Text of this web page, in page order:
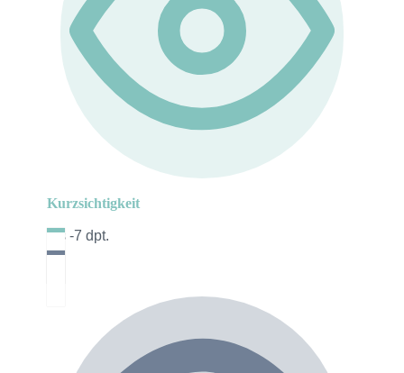
Kurzsichtigkeit
bis -7 dpt.